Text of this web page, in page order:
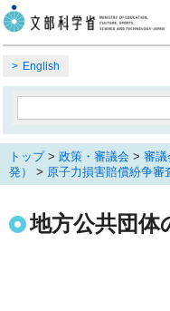
English
トップ> 政策・審議会 > 審議
発）
> 原子力損害賠償紛争審
地方公共団体